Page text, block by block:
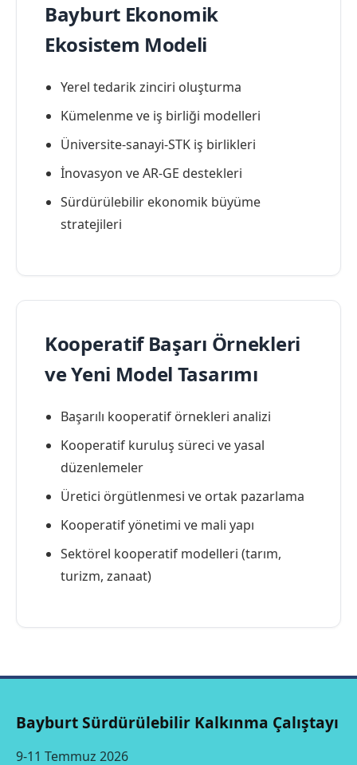
Bayburt Ekonomik
Ekosistem Modeli
Yerel tedarik zinciri oluşturma
Kümelenme ve iş birliği modelleri
Üniversite-sanayi-STK iş birlikleri
İnovasyon ve AR-GE destekleri
Sürdürülebilir ekonomik büyüme
stratejileri
Kooperatif Başarı Örnekleri
ve Yeni Model Tasarımı
Başarılı kooperatif örnekleri analizi
Kooperatif kuruluş süreci ve yasal
düzenlemeler
Üretici örgütlenmesi ve ortak pazarlama
Kooperatif yönetimi ve mali yapı
Sektörel kooperatif modelleri (tarım,
turizm, zanaat)
Bayburt Sürdürülebilir Kalkınma Çalıştayı
9-11 Temmuz 2026